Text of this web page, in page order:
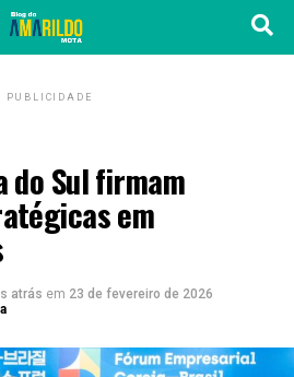
PUBLICIDADE
do Sul firmam
em
atrás em 23 de fevereiro de 2026